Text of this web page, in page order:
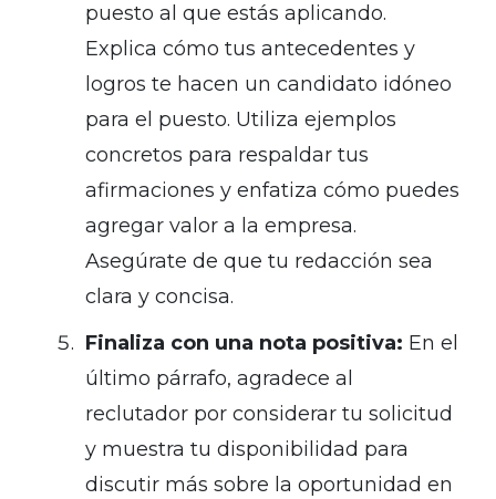
puesto al que estás aplicando.
Explica cómo tus antecedentes y
logros te hacen un candidato idóneo
para el puesto. Utiliza ejemplos
concretos para respaldar tus
afirmaciones y enfatiza cómo puedes
agregar valor a la empresa.
Asegúrate de que tu redacción sea
clara y concisa.
Finaliza con una nota positiva: En el
último párrafo, agradece al
reclutador por considerar tu solicitud
y muestra tu disponibilidad para
discutir más sobre la oportunidad en